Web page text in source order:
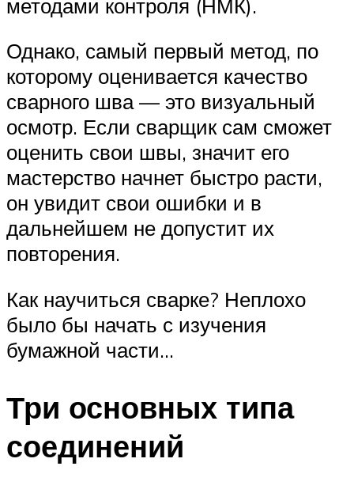
методами контроля (НМК).
Однако, самый первый метод, по
которому оценивается качество
сварного шва — это визуальный
осмотр. Если сварщик сам сможет
оценить свои швы, значит его
мастерство начнет быстро расти,
он увидит свои ошибки и в
дальнейшем не допустит их
повторения.
Как научиться сварке? Неплохо
было бы начать с изучения
бумажной части…
Три основных типа
соединений